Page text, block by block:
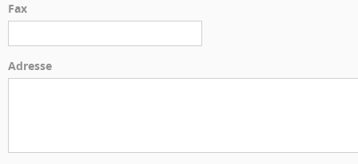
Fax
Adresse